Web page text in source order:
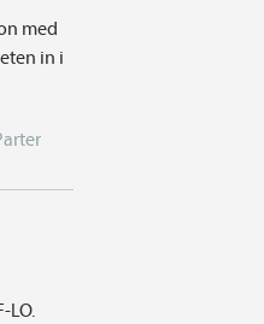
med
in i
LO.